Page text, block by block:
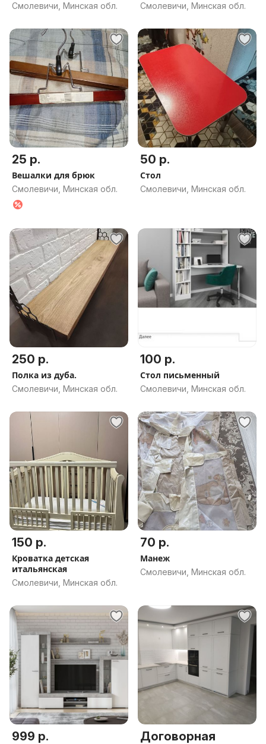
Смолевичи, Минская обл. Смолевичи, Минская обл.
25 р.
Вешалки для брюк
Смолевичи, Минская обл.
50 р.
Стол
Смолевичи, Минская обл.
250 р.
Полка из дуба.
Смолевичи, Минская обл.
100 р.
Стол письменный
Смолевичи, Минская обл.
150 р.
Кроватка детская
итальянская
Смолевичи, Минская обл.
70 р.
Манеж
Смолевичи, Минская обл.
999 р. Договорная